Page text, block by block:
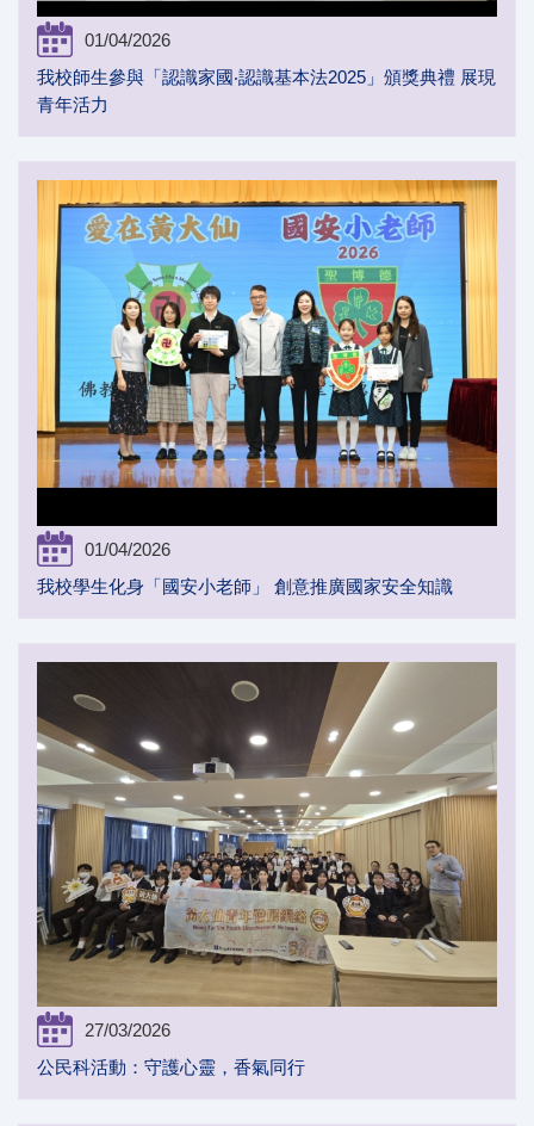
01/04/2026
我校師生參與「認識家國‧認識基本法2025」頒獎典禮 展現
青年活力
01/04/2026
我校學生化身「國安小老師」 創意推廣國家安全知識
27/03/2026
公民科活動：守護心靈，香氣同行